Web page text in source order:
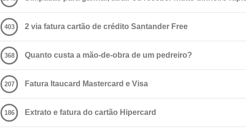
2 via fatura cartão de crédito Santander Free
403
Quanto custa a mão-de-obra de um pedreiro?
368
Fatura Itaucard Mastercard e Visa
207
Extrato e fatura do cartão Hipercard
186